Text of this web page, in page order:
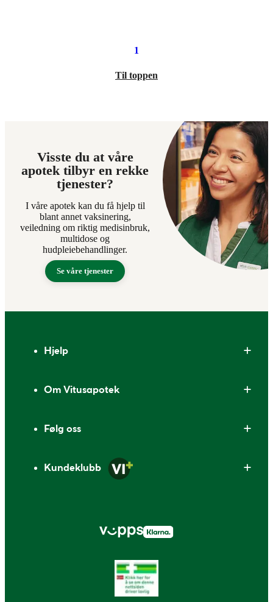
1
Til toppen
Visste du at våre
apotek tilbyr en rekke
tjenester?
I våre apotek kan du få hjelp til
blant annet vaksinering,
veiledning om riktig medisinbruk,
multidose og
hudpleiebehandlinger.
Se våre tjenester
Hjelp
Om Vitusapotek
Følg oss
Kundeklubb